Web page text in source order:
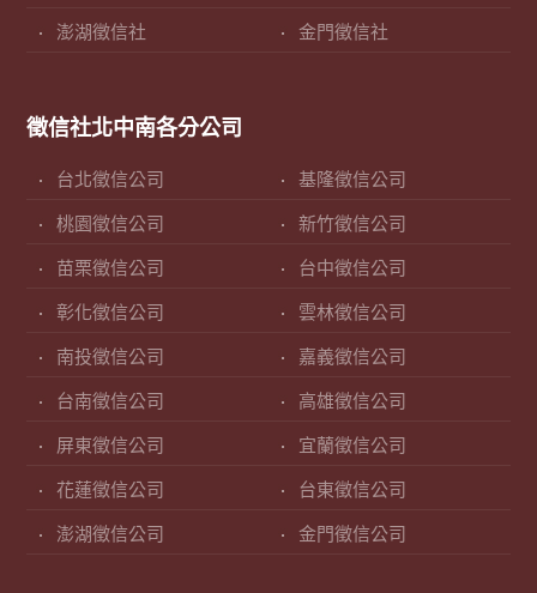
澎湖徵信社 金門徵信社
徵信社北中南各分公司
台北徵信公司 基隆徵信公司
桃園徵信公司 新竹徵信公司
苗栗徵信公司 台中徵信公司
彰化徵信公司 雲林徵信公司
南投徵信公司 嘉義徵信公司
台南徵信公司 高雄徵信公司
屏東徵信公司 宜蘭徵信公司
花蓮徵信公司 台東徵信公司
澎湖徵信公司 金門徵信公司